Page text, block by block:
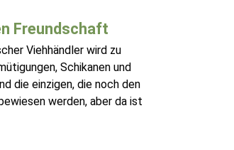
Freundschaft
Viehhändler wird zu
Schikanen und
die einzigen, die noch den
werden, aber da ist